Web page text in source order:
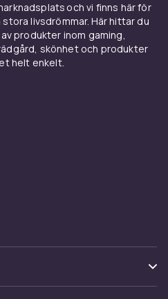
kommer till CDON för
, padelracket,
,tennisracket
behöver på första
och vi levererar
och vi finns här för
livsdrömmar. Här hittar du
produkter inom gaming,
skönhet och produkter
helt enkelt.